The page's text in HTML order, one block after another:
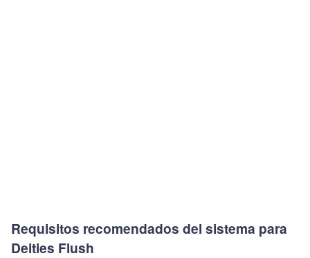
Requisitos recomendados del sistema para
Deities Flush